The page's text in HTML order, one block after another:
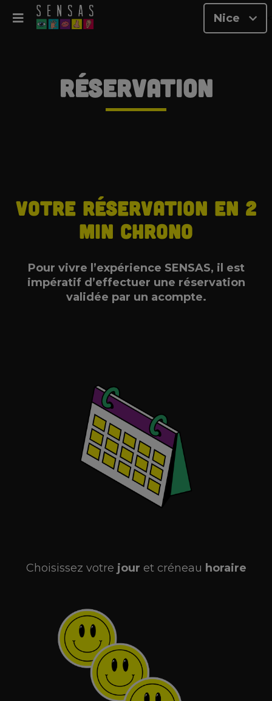
Nice
Réservation
Votre réservation en 2
min chrono
Pour vivre l’expérience SENSAS, il est
impératif d’effectuer une réservation
validée par un acompte.
Choisissez votre jour et créneau horaire